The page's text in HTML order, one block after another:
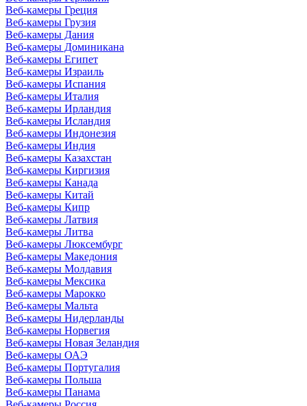
Веб-камеры Греция
Веб-камеры Грузия
Веб-камеры Дания
Веб-камеры Доминикана
Веб-камеры Египет
Веб-камеры Израиль
Веб-камеры Испания
Веб-камеры Италия
Веб-камеры Ирландия
Веб-камеры Исландия
Веб-камеры Индонезия
Веб-камеры Индия
Веб-камеры Казахстан
Веб-камеры Киргизия
Веб-камеры Канада
Веб-камеры Китай
Веб-камеры Кипр
Веб-камеры Латвия
Веб-камеры Литва
Веб-камеры Люксембург
Веб-камеры Македония
Веб-камеры Молдавия
Веб-камеры Мексика
Веб-камеры Марокко
Веб-камеры Мальта
Веб-камеры Нидерланды
Веб-камеры Норвегия
Веб-камеры Новая Зеландия
Веб-камеры ОАЭ
Веб-камеры Португалия
Веб-камеры Польша
Веб-камеры Панама